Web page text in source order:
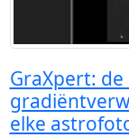
GraXpert:
elke